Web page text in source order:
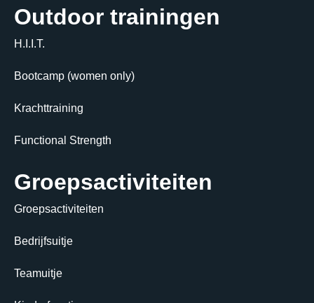
Outdoor trainingen
H.I.I.T.
Bootcamp (women only)
Krachttraining
Functional Strength
Groepsactiviteiten
Groepsactiviteiten
Bedrijfsuitje
Teamuitje